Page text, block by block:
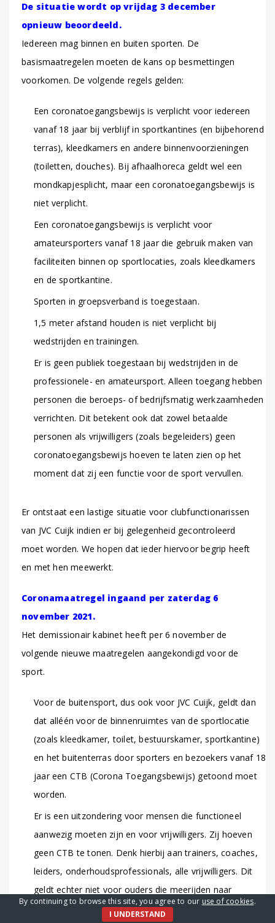
De situatie wordt op vrijdag 3 december
opnieuw beoordeeld.
Iedereen mag binnen en buiten sporten. De
basismaatregelen moeten de kans op besmettingen
voorkomen. De volgende regels gelden:
Een coronatoegangsbewijs is verplicht voor iedereen
vanaf 18 jaar bij verblijf in sportkantines (en bijbehorend
terras), kleedkamers en andere binnenvoorzieningen
(toiletten, douches). Bij afhaalhoreca geldt wel een
mondkapjesplicht, maar een coronatoegangsbewijs is
niet verplicht.
Een coronatoegangsbewijs is verplicht voor
amateursporters vanaf 18 jaar die gebruik maken van
faciliteiten binnen op sportlocaties, zoals kleedkamers
en de sportkantine.
Sporten in groepsverband is toegestaan.
1,5 meter afstand houden is niet verplicht bij
wedstrijden en trainingen.
Er is geen publiek toegestaan bij wedstrijden in de
professionele- en amateursport. Alleen toegang hebben
personen die beroeps- of bedrijfsmatig werkzaamheden
verrichten. Dit betekent ook dat zowel betaalde
personen als vrijwilligers (zoals begeleiders) geen
coronatoegangsbewijs hoeven te laten zien op het
moment dat zij een functie voor de sport vervullen.
Er ontstaat een lastige situatie voor clubfunctionarissen
van JVC Cuijk indien er bij gelegenheid gecontroleerd
moet worden. We hopen dat ieder hiervoor begrip heeft
en met hen meewerkt.
Coronamaatregel ingaand per zaterdag 6
november 2021.
Het demissionair kabinet heeft per 6 november de
volgende nieuwe maatregelen aangekondigd voor de
sport.
Voor de buitensport, dus ook voor JVC Cuijk, geldt dan
dat alléén voor de binnenruimtes van de sportlocatie
(zoals kleedkamer, toilet, bestuurskamer, sportkantine)
en het buitenterras door sporters en bezoekers vanaf 18
jaar een CTB (Corona Toegangsbewijs) getoond moet
worden.
Er is een uitzondering voor mensen die functioneel
aanwezig moeten zijn en voor vrijwilligers. Zij hoeven
geen CTB te tonen. Denk hierbij aan trainers, coaches,
leiders, onderhoudsprofessionals, alle vrijwilligers. Dit
geldt echter niet voor ouders die meerijden naar
uitwedstrijden, zij moeten bij binnen locaties wel een
By continuing to browse this site, you agree to our use of cookies.
I UNDERSTAND